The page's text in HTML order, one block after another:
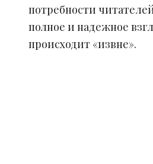
потребности
полное и надежное
происходит «извне».